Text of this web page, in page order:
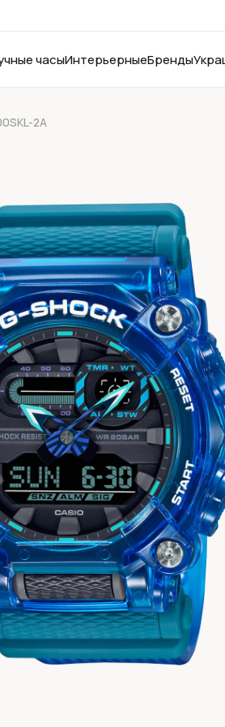
часыИнтерьерныеБренды
2A